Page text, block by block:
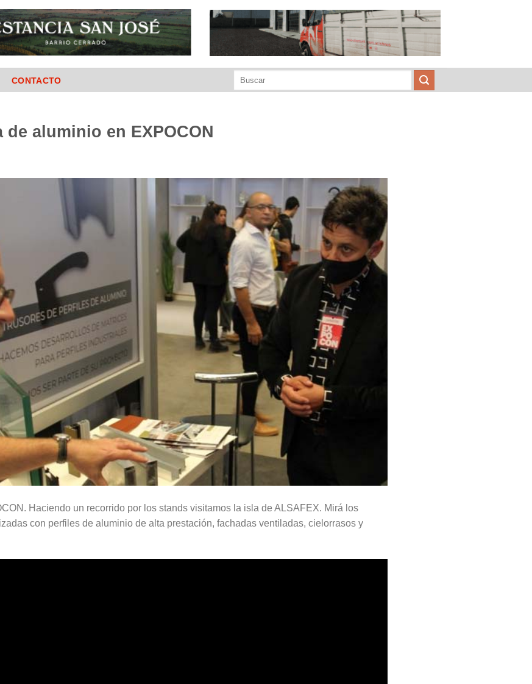
CONTACTO
aluminio en EXPOCON
Haciendo un recorrido por los stands visitamos la isla de ALSAFEX. Mirá los
con perfiles de aluminio de alta prestación, fachadas ventiladas, cielorrasos y